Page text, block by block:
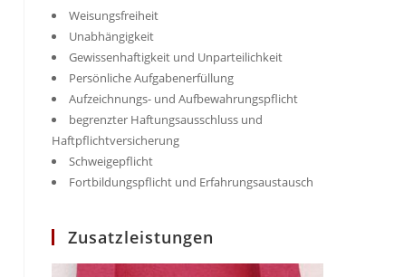
Weisungsfreiheit
Unabhängigkeit
Gewissenhaftigkeit und Unparteilichkeit
Persönliche Aufgabenerfüllung
Aufzeichnungs- und Aufbewahrungspflicht
begrenzter Haftungsausschluss und
Haftpflichtversicherung
Schweigepflicht
Fortbildungspflicht und Erfahrungsaustausch
Zusatzleistungen